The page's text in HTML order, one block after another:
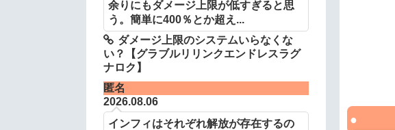
余りにもダメージ上限が低すぎると思
う。簡単に400％とか超え...
ダメージ上限のシステムいらなくな
い？【グラブルリリンクエンドレスラグ
ナロク】
匿名
2026.08.06
インフィはそれぞれ解放が存在するの